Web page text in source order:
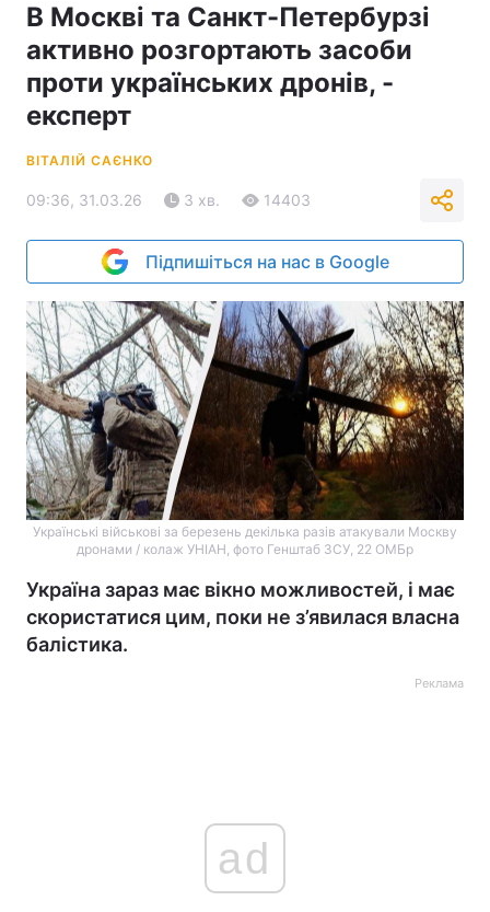
В Москві та Санкт-Петербурзі
активно розгортають засоби
проти українських дронів, -
експерт
ВІТАЛІЙ САЄНКО
09:36, 31.03.26 3 хв. 14403
Підпишіться на нас в Google
Українські військові за березень декілька разів атакували Москву
дронами / колаж УНІАН, фото Генштаб ЗСУ, 22 ОМБр
Україна зараз має вікно можливостей, і має
скористатися цим, поки не з’явилася власна
балістика.
Реклама
ad